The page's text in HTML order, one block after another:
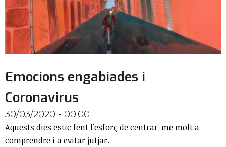
Emocions engabiades i
Coronavirus
30/03/2020 - 00:00
Aquests dies estic fent l'esforç de centrar-me molt a
comprendre i a evitar jutjar.